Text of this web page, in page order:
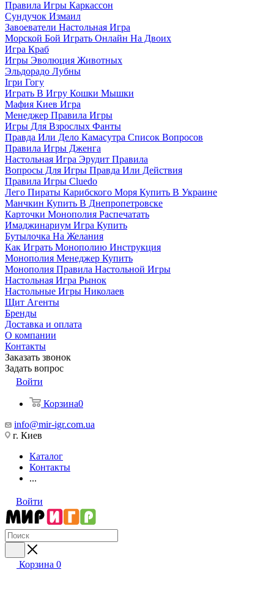
Правила Игры Каркассон
Сундучок Измаил
Завоеватели Настольная Игра
Морской Бой Играть Онлайн На Двоих
Игра Краб
Игры Эволюция Животных
Эльдорадо Лубны
Ігри Гогу
Играть В Игру Кошки Мышки
Мафия Киев Игра
Менеджер Правила Игры
Игры Для Взрослых Фанты
Правда Или Дело Камасутра Список Вопросов
Правила Игры Дженга
Настольная Игра Эрудит Правила
Вопросы Для Игры Правда Или Действия
Правила Игры Cluedo
Лего Пираты Карибского Моря Купить В Украине
Манчкин Купить В Днепропетровске
Карточки Монополия Распечатать
Имаджинариум Игра Купить
Бутылочка На Желания
Как Играть Монополию Инструкция
Монополия Менеджер Купить
Монополия Правила Настольной Игры
Настольная Игра Рынок
Настольные Игры Николаев
Щит Агенты
Бренды
Доставка и оплата
О компании
Контакты
Заказать звонок
Задать вопрос
Войти
Корзина0
info@mir-igr.com.ua
г. Киев
Каталог
Контакты
...
Войти
Корзина 0